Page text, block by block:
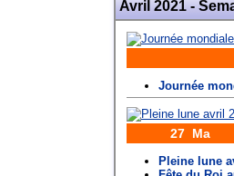
Avril 2021 -
Journée
27 Ma
Pleine lune